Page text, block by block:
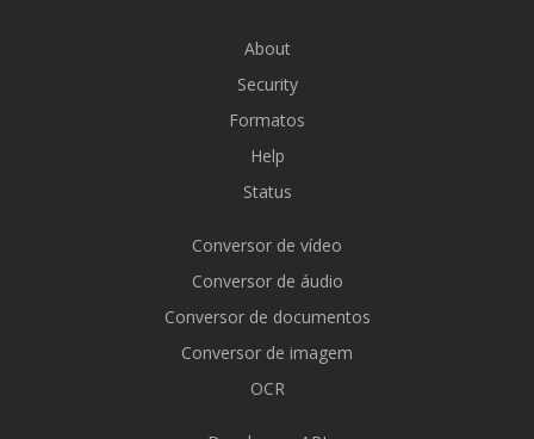
About
Security
Formatos
Help
Status
Conversor de vídeo
Conversor de áudio
Conversor de documentos
Conversor de imagem
OCR